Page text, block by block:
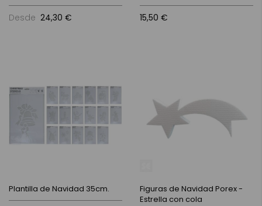
Desde 24,30 € 15,50 €
Plantilla de Navidad 35cm.
Figuras de Navidad Porex -
Estrella con cola